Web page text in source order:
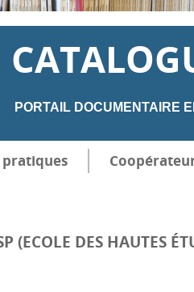
PORTAIL DOCUMENTAIRE
(ECOLE DES HAUTES